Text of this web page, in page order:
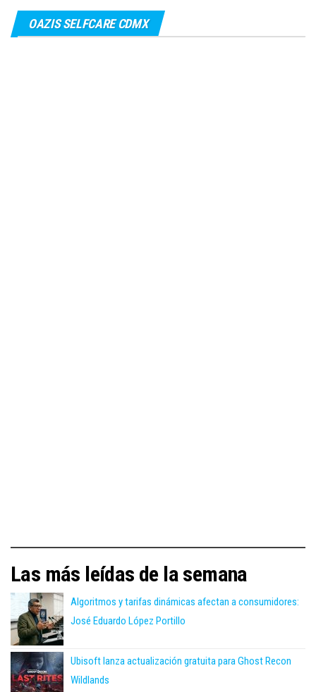
OAZIS SELFCARE CDMX
Las más leídas de la semana
Algoritmos y tarifas dinámicas afectan a consumidores:
José Eduardo López Portillo
Ubisoft lanza actualización gratuita para Ghost Recon
Wildlands